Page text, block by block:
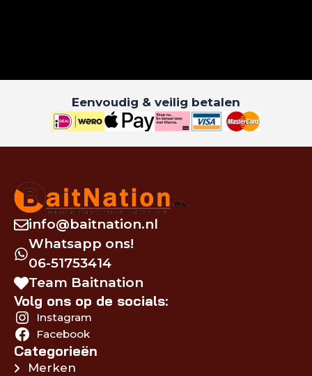
Eenvoudig & veilig betalen
info@baitnation.nl
Whatsapp ons!
06-51753414
Team Baitnation
Volg ons op de socials:
Instagram
Facebook
Categorieën
Merken